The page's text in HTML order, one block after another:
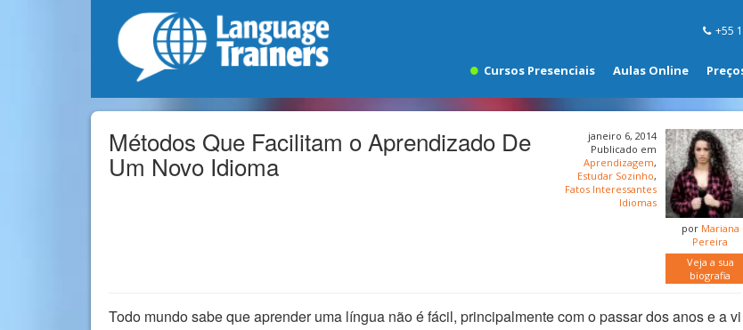
+55
Cursos Presenciais Aulas Online
Métodos Que Facilitam o Aprendizado De
Um Novo Idioma
por Mariana
Pereira
Veja a sua
biografia
janeiro 6, 2014
Publicado em
Aprendizagem,
Estudar Sozinho,
Fatos Interessantes
Idiomas
Todo mundo sabe que aprender uma língua não é fácil, principalmente com o passar dos anos e a vi